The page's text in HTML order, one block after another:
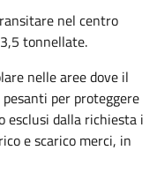
nel centro
tonnellate.
nelle aree dove il
per proteggere
esclusi dalla richiesta i
e scarico merci, in